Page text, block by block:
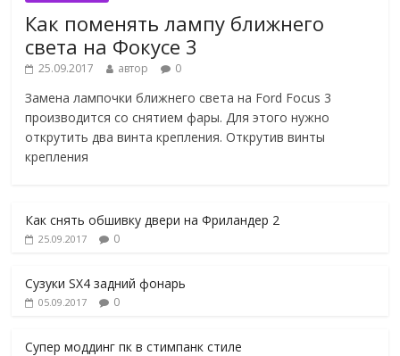
Как поменять лампу ближнего
света на Фокусе 3
25.09.2017 автор 0
Замена лампочки ближнего света на Ford Focus 3
производится со снятием фары. Для этого нужно
открутить два винта крепления. Открутив винты
крепления
Как снять обшивку двери на Фриландер 2
25.09.2017 0
Сузуки SX4 задний фонарь
05.09.2017 0
Супер моддинг пк в стимпанк стиле